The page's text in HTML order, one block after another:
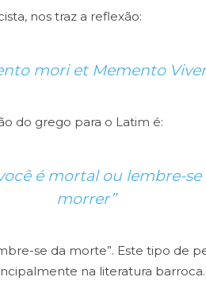
nos traz a reflexão:
mori et Memento
do grego para o Latim é:
é mortal ou lembre-
morrer”
se da morte”. Este tipo de
na literatura barroca.